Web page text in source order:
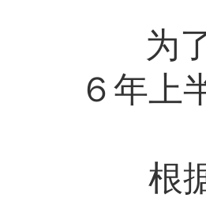
为了
６年上
根据